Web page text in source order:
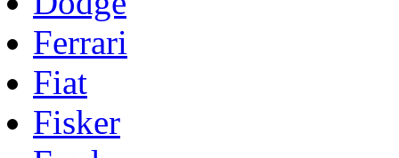
Ferrari
Fiat
Fisker